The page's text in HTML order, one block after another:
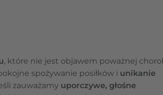
, które nie jest objawem poważnej
spożywanie posiłków i unikanie
zauważamy uporczywe, głośne